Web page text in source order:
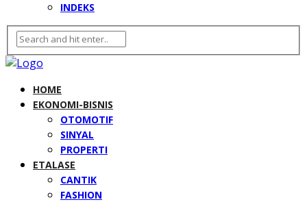
INDEKS
HOME
EKONOMI-BISNIS
OTOMOTIF
SINYAL
PROPERTI
ETALASE
CANTIK
FASHION